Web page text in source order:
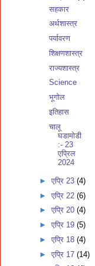
सहकार
अर्थशास्त्र
पर्यावरण
शिक्षणशास्त्र
राज्यशास्त्र
Science
भूगोल
इतिहास
चालू
घडामोडी
:- 23
एप्रिल
2024
►एप्रि 23(4)
►एप्रि 22(6)
►एप्रि 20(4)
►एप्रि 19(5)
►एप्रि 18(4)
►एप्रि 17(14)